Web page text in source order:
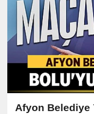
Afyon Belediye